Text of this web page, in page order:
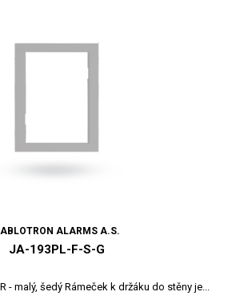
ALARMS A.S.
JA-193PL-F-S-G
- malý, šedý Rámeček k držáku do stěny je...